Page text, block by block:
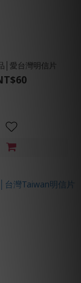
│愛台灣明信片